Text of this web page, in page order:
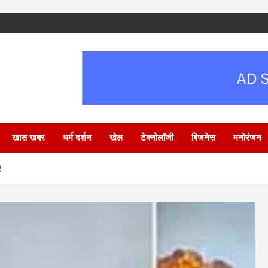
खास खबर धर्म दर्शन खेल टेक्नोलॉजी बिजनेस मनोरंजन